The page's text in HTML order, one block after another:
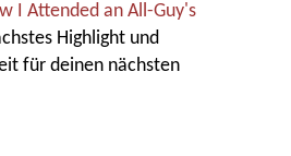
I Attended an All-Guy's
Highlight und
für deinen nächsten